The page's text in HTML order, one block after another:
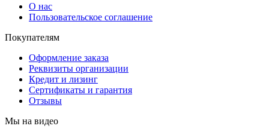
О нас
Пользовательское соглашение
Покупателям
Оформление заказа
Реквизиты организации
Кредит и лизинг
Сертификаты и гарантия
Отзывы
Мы на видео